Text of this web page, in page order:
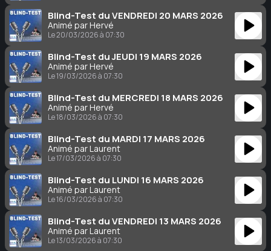
Blind-Test du VENDREDI 20 MARS 2026
Animé par Hervé
Le 20/03/2026 à 07:30
Blind-Test du JEUDI 19 MARS 2026
Animé par Hervé
Le 19/03/2026 à 07:30
Blind-Test du MERCREDI 18 MARS 2026
Animé par Hervé
Le 18/03/2026 à 07:30
Blind-Test du MARDI 17 MARS 2026
Animé par Laurent
Le 17/03/2026 à 07:30
Blind-Test du LUNDI 16 MARS 2026
Animé par Laurent
Le 16/03/2026 à 07:30
Blind-Test du VENDREDI 13 MARS 2026
Animé par Laurent
Le 13/03/2026 à 07:30